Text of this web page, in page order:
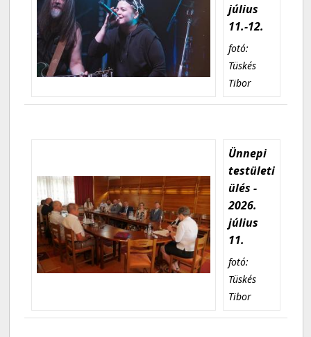
július
11.-12.
fotó:
Tüskés
Tibor
Ünnepi
testületi
ülés -
2026.
július
11.
fotó:
Tüskés
Tibor